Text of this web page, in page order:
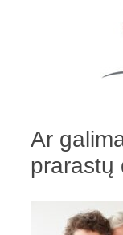
Ar
prarastų